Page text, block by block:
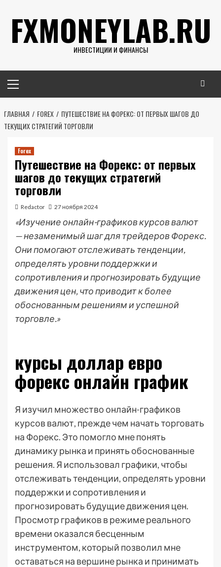
содержимому
FXMONEYLAB.RU
ИНВЕСТИЦИИ И ФИНАНСЫ
меню
ГЛАВНАЯ FOREX
ПУТЕШЕСТВИЕ НА ФОРЕКС: ОТ ПЕРВЫХ ШАГОВ ДО
ТЕКУЩИХ СТРАТЕГИЙ ТОРГОВЛИ
Forex
Путешествие на Форекс: от первых
шагов до текущих стратегий
торговли
Redactor 27 ноября 2024
«Изучение онлайн-графиков курсов валют
— незаменимый шаг для трейдеров Форекс.
Они помогают отслеживать тенденции,
определять уровни поддержки и
сопротивления и прогнозировать будущие
движения цен, что приводит к более
обоснованным решениям и успешной
торговле.»
курсы доллар евро
форекс онлайн график
Я изучил множество онлайн-графиков
курсов валют, прежде чем начать торговать
на Форекс. Это помогло мне понять
динамику рынка и принять обоснованные
решения. Я использовал графики, чтобы
отслеживать тенденции, определять уровни
поддержки и сопротивления и
прогнозировать будущие движения цен.
Просмотр графиков в режиме реального
времени оказался бесценным
инструментом, который позволил мне
оставаться на вершине рынка и принимать